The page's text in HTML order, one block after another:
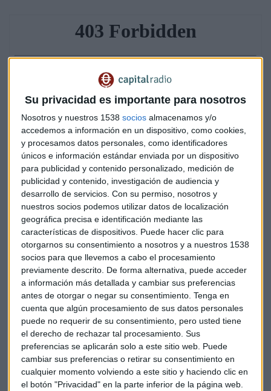
Su privacidad es importante para nosotros
Nosotros y nuestros 1538 socios almacenamos y/o
accedemos a información en un dispositivo, como cookies,
y procesamos datos personales, como identificadores
únicos e información estándar enviada por un dispositivo
para publicidad y contenido personalizado, medición de
publicidad y contenido, investigación de audiencia y
desarrollo de servicios. Con su permiso, nosotros y
nuestros socios podemos utilizar datos de localización
geográfica precisa e identificación mediante las
características de dispositivos. Puede hacer clic para
otorgarnos su consentimiento a nosotros y a nuestros 1538
socios para que llevemos a cabo el procesamiento
previamente descrito. De forma alternativa, puede acceder
a información más detallada y cambiar sus preferencias
antes de otorgar o negar su consentimiento. Tenga en
cuenta que algún procesamiento de sus datos personales
puede no requerir de su consentimiento, pero usted tiene
el derecho de rechazar tal procesamiento. Sus
preferencias se aplicarán solo a este sitio web. Puede
cambiar sus preferencias o retirar su consentimiento en
cualquier momento volviendo a este sitio y haciendo clic en
el botón "Privacidad" en la parte inferior de la página web.
"El transporte, es verdad, realiza bastante emisiones pero
no somos los únicos. Eso también tenemos que mejorarlo",
puntualiza José Cañizares, vicepresidetne de la Asociación
Española de Transporte (AET).
Según Ecodes, el sector del camión europeo "está en una
encrucijada". Ecodes considera que, aunque la transición
europea hacia una movilidad limpia ya se ha iniciado, en
ella se necesita incluir, además, a los camiones, ya que
producen el 22% de las emisiones del transporte por